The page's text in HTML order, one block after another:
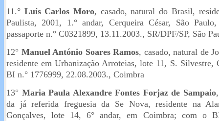
11.° Luís Carlos Moro, casado, natural do Brasil,
Paulista, 2001, 1.° andar, Cerqueira César, São
passaporte n.° C0321899, 13.11.2003., SR/DPF/SP, São
12° Manuel António Soares Ramos, casado, natural de
residente em Urbanização Arroteias, lote 11, S. Silvestre,
BI n.° 1776999, 22.08.2003., Coimbra
13° Maria Paula Alexandre Fontes Forjaz de Sampaio
da já referida freguesia da Se Nova, residente na
Gonçalves, lote 14, 6° andar, em Coimbra; com o